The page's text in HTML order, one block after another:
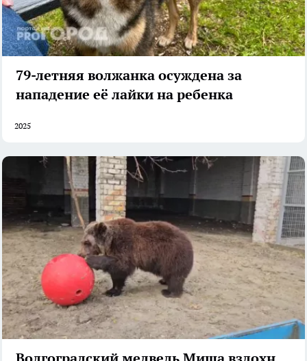
79-летняя волжанка осуждена за
нападение её лайки на ребенка
2025